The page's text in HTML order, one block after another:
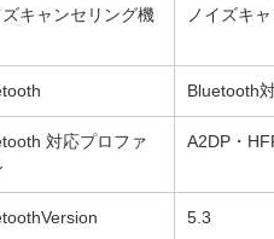
ズキャンセリング機
ノイズキ
Bluetooth
対応プロファ
A2DP・
5.3